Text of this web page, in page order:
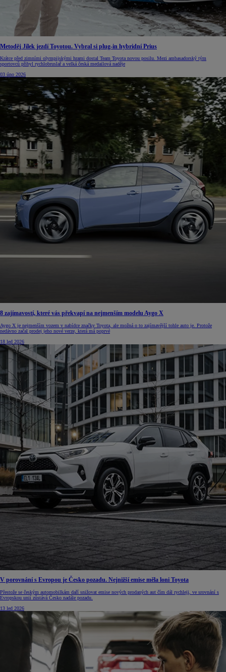
Metoděj Jílek jezdí Toyotou. Vybral si plug-in hybridní Prius
Krátce před zimními olympijskými hrami dostal Team Toyota novou posilu. Mezi ambasadorský tým
sportovců přibyl rychlobruslař a velká česká medailová naděje
03 úno 2026
8 zajímavostí, které vás překvapí na nejmenším modelu Aygo X
Aygo X je nejmenším vozem v nabídce značky Toyota, ale možná o to zajímavější tohle auto je. Protože
nedávno začal prodej jeho nové verze, která má poprvé
18 led 2026
V porovnání s Evropou je Česko pozadu. Nejnižší emise měla loni Toyota
Přestože se českým automobilkám daří snižovat emise nových prodaných aut čím dál rychleji, ve srovnání s
Evropskou unií zůstává Česko nadále pozadu.
13 led 2026